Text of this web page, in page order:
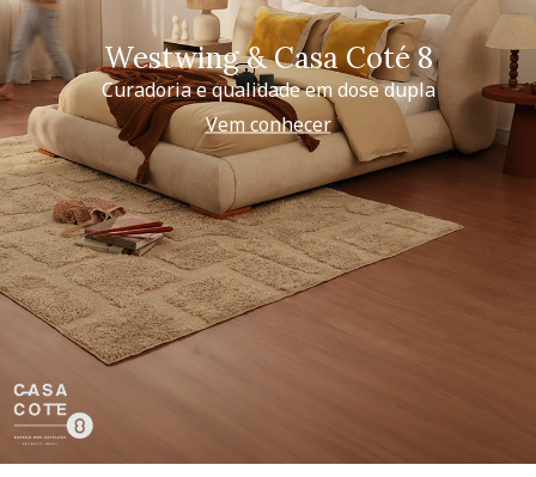
Westwing & Casa Coté 8
Curadoria e qualidade em dose dupla
Vem conhecer